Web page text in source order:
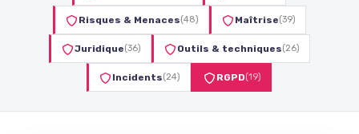
Risques & Menaces(48) Maîtrise(39)
Juridique(36) Outils & techniques(26)
Incidents(24) RGPD(19)